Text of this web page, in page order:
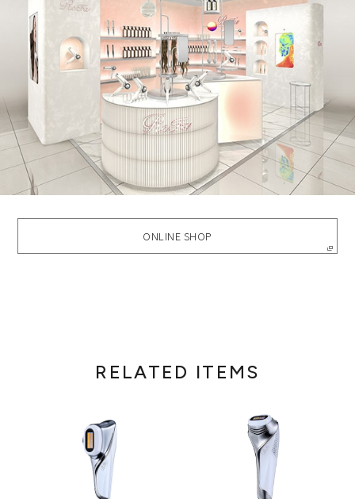
ONLINE SHOP
RELATED ITEMS